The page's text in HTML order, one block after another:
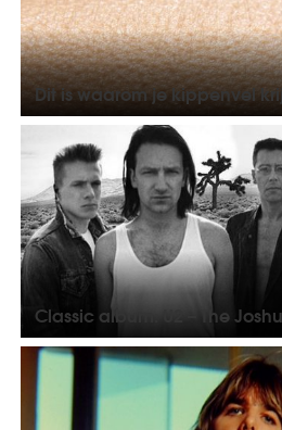
Dit is waarom je kippenvel
Classic album: U2 – The